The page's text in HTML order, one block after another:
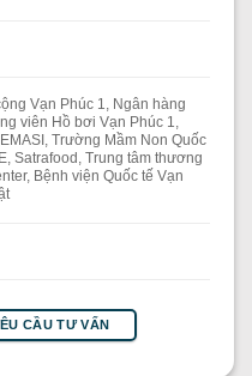
Vạn Phúc 1, Ngân hàng
viên Hồ bơi Vạn Phúc 1,
Trường Mầm Non Quốc
Satrafood, Trung tâm thương
Bệnh viện Quốc tế Vạn
CẦU TƯ VẤN